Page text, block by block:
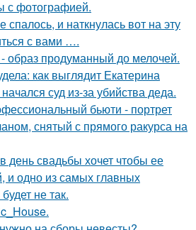
с фотографией.
и наткнулась вот на эту
с вами ….
образ продуманный до мелочей.
как выглядит Екатерина
суд из-за убийства деда.
бьюти - портрет
снятый с прямого ракурса на
день свадьбы хочет чтобы ее
и одно из самых главных
не так.